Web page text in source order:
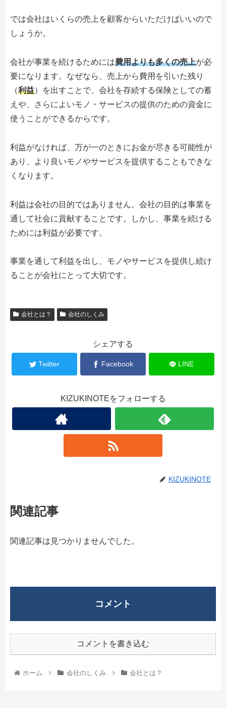
では会社はいくらの売上を顧客からいただけばいいので
しょうか。
会社が事業を続けるためには費用よりも多くの売上が必
要になります。なぜなら、売上から費用を引いた残り
（利益）を出すことで、会社を存続する保険としての蓄
えや、さらによいモノ・サービスの提供のための資金に
使うことができるからです。
利益がなければ、万が一のときにお金が尽きる可能性が
あり、より良いモノやサービスを提供することもできな
くなります。
利益は会社の目的ではありません。会社の目的は事業を
通して社会に貢献することです。しかし、事業を続ける
ためには利益が必要です。
事業を通して利益を出し、モノやサービスを提供し続け
ることが会社にとって大切です。
会社とは？ 会社のしくみ
シェアする
Twitter Facebook LINE
KIZUKINOTEをフォローする
KIZUKINOTE
関連記事
関連記事は見つかりませんでした。
コメント
コメントを書き込む
ホーム 会社のしくみ 会社とは？